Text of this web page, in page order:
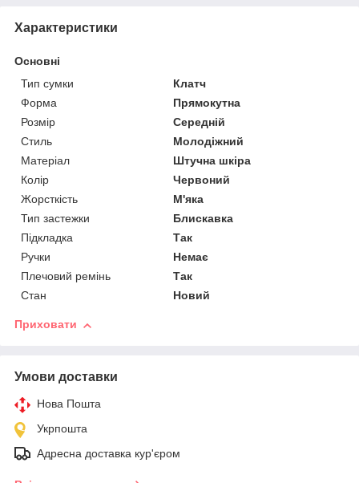
Характеристики
Основні
Тип сумки
Клатч
Форма
Прямокутна
Розмір
Середній
Стиль
Молодіжний
Матеріал
Штучна шкіра
Колір
Червоний
Жорсткість
М'яка
Тип застежки
Блискавка
Підкладка
Так
Ручки
Немає
Плечовий ремінь
Так
Стан
Новий
Приховати
Умови доставки
Нова Пошта
Укрпошта
Адресна доставка кур'єром